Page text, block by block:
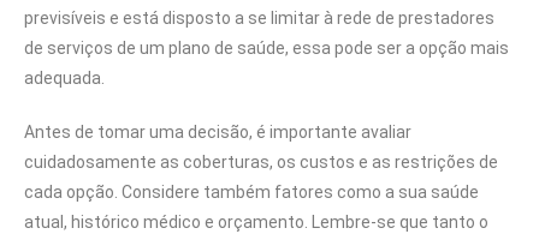
previsíveis e está disposto a se limitar à rede de prestadores
de serviços de um plano de saúde, essa pode ser a opção mais
adequada.
Antes de tomar uma decisão, é importante avaliar
cuidadosamente as coberturas, os custos e as restrições de
cada opção. Considere também fatores como a sua saúde
atual, histórico médico e orçamento. Lembre-se que tanto o